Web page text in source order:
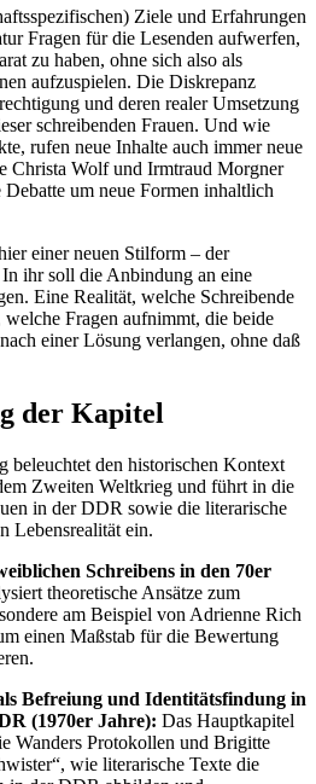
Ziele und Erfahrungen
Fragen für die Lesenden aufwerfen,
zu haben, ohne sich also als
aufzuspielen. Die Diskrepanz
und deren realer Umsetzung
schreibenden Frauen. Und wie
rufen neue Inhalte auch immer neue
Christa Wolf und Irmtraud Morgner
um neue Formen inhaltlich
einer neuen Stilform – der
ihr soll die Anbindung an eine
Eine Realität, welche Schreibende
Fragen aufnimmt, die beide
einer Lösung verlangen, ohne daß
der Kapitel
beleuchtet den historischen Kontext
Zweiten Weltkrieg und führt in die
in der DDR sowie die literarische
Lebensrealität ein.
Schreibens in den 70er
theoretische Ansätze zum
am Beispiel von Adrienne Rich
einen Maßstab für die Bewertung
Befreiung und Identitätsfindung in
(1970er Jahre): Das Hauptkapitel
Wanders Protokollen und Brigitte
wie literarische Texte die